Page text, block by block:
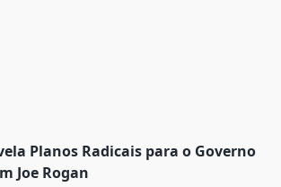
Planos Radicais para o Governo
Joe Rogan